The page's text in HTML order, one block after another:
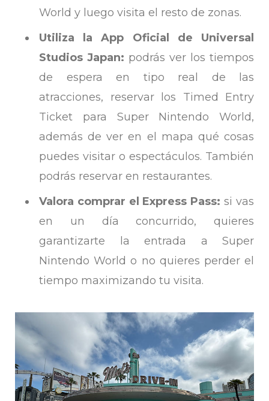
World y luego visita el resto de zonas.
Utiliza la App Oficial de Universal
Studios Japan: podrás ver los tiempos
de espera en tipo real de las
atracciones, reservar los Timed Entry
Ticket para Super Nintendo World,
además de ver en el mapa qué cosas
puedes visitar o espectáculos. También
podrás reservar en restaurantes.
Valora comprar el Express Pass: si vas
en un día concurrido, quieres
garantizarte la entrada a Super
Nintendo World o no quieres perder el
tiempo maximizando tu visita.